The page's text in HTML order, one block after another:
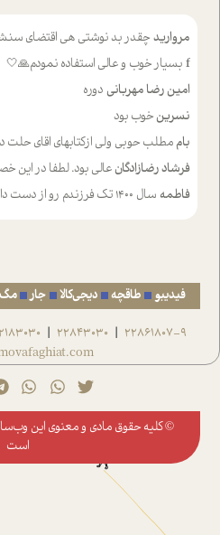
مروارید چقدر بد نوشتی هی اقتضای سنشون معصومانه این اون خلی؟نکنه
f بسیار خوب و عالی استفاده نمودم🙏🤍
امین رضا مهربانی دوره
نسرینخوب بود
بام مطلب حوبی ولی ازکتابهای اقای حلت درکافه بازاریا مایکت میزاشتن رایگان خوب بود ولی هرکدام خلاصه شده ش تومجله از طریق
فرشاد رضازادگان عالی بود. لطفا در این خصوص
فاطمه سال ۱۴۰۰ تک فرزندم رو از دست دادم و هر چی میگذره حالم بدتر میشه و دلتنگتر تنایی رو ترجیح دادم و معاشرت برام سخت شده
فیدیبو طاقچه دیجی‌کالا جار
22861807-9
|
22843030
|
© کلیه حقوق مادی و معنوی این
است